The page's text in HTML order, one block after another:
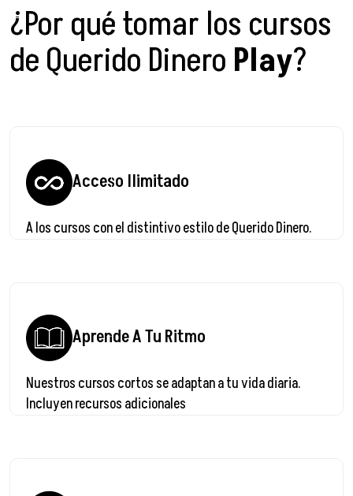
¿Por qué tomar los cursos
de Querido Dinero Play?
Acceso Ilimitado
A los cursos con el distintivo estilo de Querido Dinero.
Aprende A Tu Ritmo
Nuestros cursos cortos se adaptan a tu vida diaria.
Incluyen recursos adicionales